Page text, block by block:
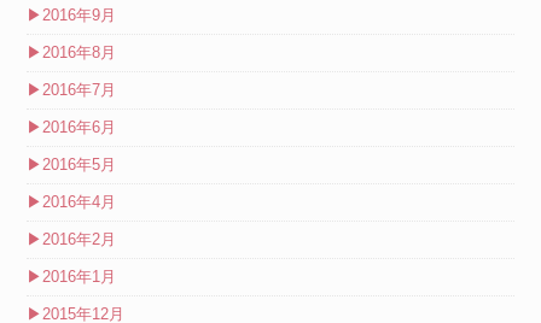
▶2016年9月
▶2016年8月
▶2016年7月
▶2016年6月
▶2016年5月
▶2016年4月
▶2016年2月
▶2016年1月
▶2015年12月